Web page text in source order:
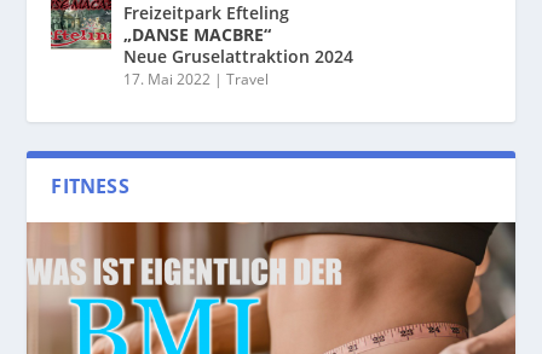
Freizeitpark Efteling
„DANSE MACBRE“
Neue Gruselattraktion 2024
17. Mai 2022 |Travel
FITNESS